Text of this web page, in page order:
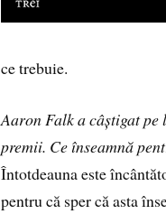
ce trebuie.
Aaron Falk a câștigat
premii. Ce înseamnă
Întotdeauna este
pentru că sper că asta